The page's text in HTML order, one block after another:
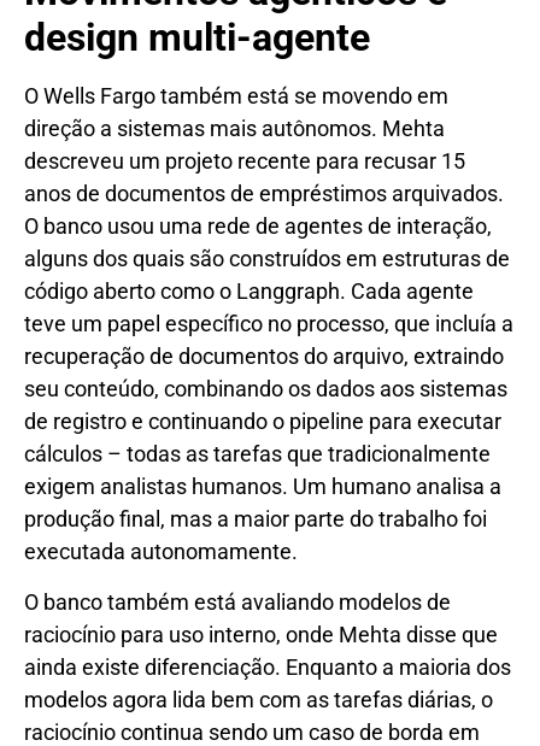
design multi-agente
O Wells Fargo também está se movendo em
direção a sistemas mais autônomos. Mehta
descreveu um projeto recente para recusar 15
anos de documentos de empréstimos arquivados.
O banco usou uma rede de agentes de interação,
alguns dos quais são construídos em estruturas de
código aberto como o Langgraph. Cada agente
teve um papel específico no processo, que incluía a
recuperação de documentos do arquivo, extraindo
seu conteúdo, combinando os dados aos sistemas
de registro e continuando o pipeline para executar
cálculos – todas as tarefas que tradicionalmente
exigem analistas humanos. Um humano analisa a
produção final, mas a maior parte do trabalho foi
executada autonomamente.
O banco também está avaliando modelos de
raciocínio para uso interno, onde Mehta disse que
ainda existe diferenciação. Enquanto a maioria dos
modelos agora lida bem com as tarefas diárias, o
raciocínio continua sendo um caso de borda em